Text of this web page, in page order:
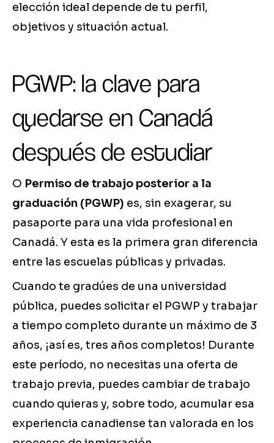
elección ideal depende de tu perfil,
objetivos y situación actual.
PGWP: la clave para
quedarse en Canadá
después de estudiar
O Permiso de trabajo posterior a la
graduación (PGWP) es, sin exagerar, su
pasaporte para una vida profesional en
Canadá. Y esta es la primera gran diferencia
entre las escuelas públicas y privadas.
Cuando te gradúes de una universidad
pública, puedes solicitar el PGWP y trabajar
a tiempo completo durante un máximo de 3
años, ¡así es, tres años completos! Durante
este período, no necesitas una oferta de
trabajo previa, puedes cambiar de trabajo
cuando quieras y, sobre todo, acumular esa
experiencia canadiense tan valorada en los